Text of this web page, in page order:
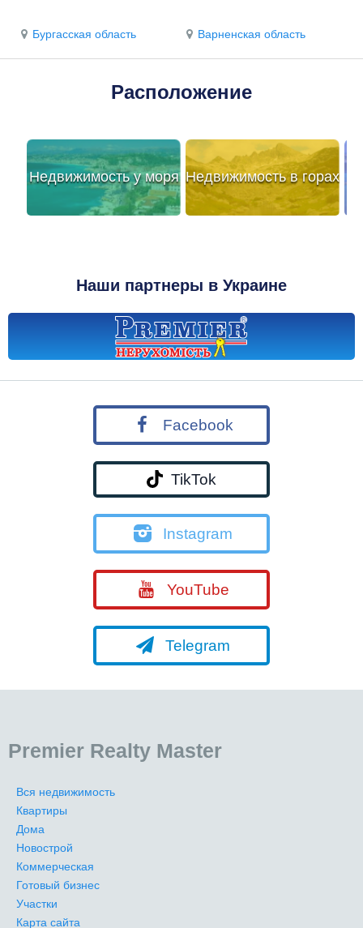
Бургасская область Варненская область
Расположение
Недвижимость у моря Недвижимость в горах
Наши партнеры в Украине
Facebook
TikTok
Instagram
YouTube
Telegram
Premier Realty Master
Вся недвижимость
Квартиры
Дома
Новострой
Коммерческая
Готовый бизнес
Участки
Карта сайта